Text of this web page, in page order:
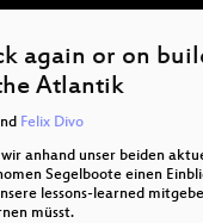
again or on
Atlantik
Felix Divo
anhand unser beiden
Segelboote einen
lessons-learned
müsst.